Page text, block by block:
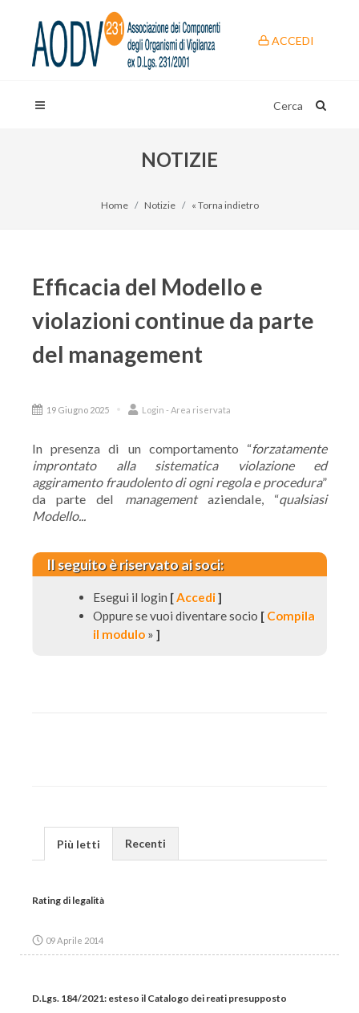
ACCEDI
Cerca
NOTIZIE
Home Notizie « Torna indietro
Efficacia del Modello e
violazioni continue da parte
del management
19 Giugno 2025 Login - Area riservata
In presenza di un comportamento “forzatamente
improntato alla sistematica violazione ed
aggiramento fraudolento di ogni regola e procedura”
da parte del management aziendale, “qualsiasi
Modello...
Il seguito è riservato ai soci:
Esegui il login [Accedi]
Oppure se vuoi diventare socio [ Compila
il modulo » ]
Più letti Recenti
Rating di legalità
09 Aprile 2014
D.Lgs. 184/2021: esteso il Catalogo dei reati presupposto